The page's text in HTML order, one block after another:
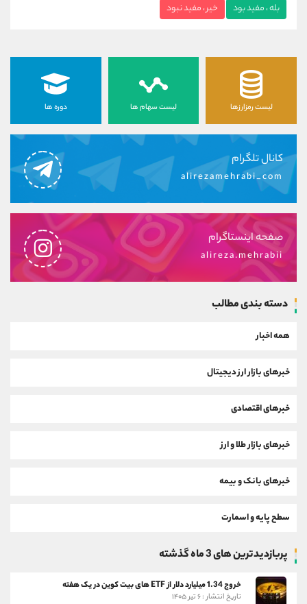
بله ، مفید بود خیر ، مفید نبود
لیست رمزارزها لیست سهام ها دوره ها
کانال تلگرام
alirezamehrabi_com
صفحه اینستاگرام
alireza.mehrabii
دسته بندی مطالب
همه اخبار
خبرهای بازار ارز دیجیتال
خبرهای اقتصادی
خبرهای بازار طلا و ارز
خبرهای بانک و بیمه
سطح پایه و اسمارت
پربازدیدترین های 3 ماه گذشته
خروج 1.34 میلیارد دلار از ETF های بیت کوین در یک هفته
تاریخ انتشار : ۶ تیر ۱۴۰۵